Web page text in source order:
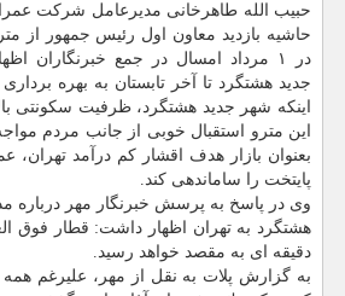
حبیب الله طاهرخانی مدیرعامل شركت
حاشیه بازدید معاون اول رئیس جمهور از
در ۱ مرداد امسال در جمع خبرنگاران
جدید هشتگرد تا آخر تابستان به بهره
اینكه شهر جدید هشتگرد، ظرفیت سكونتی
این مترو استقبال خوبی از جانب مردم
بعنوان بازار هدف اقشار كم درآمد تهران،
پایتخت را ساماندهی كند.
وی در پاسخ به پرسش خبرنگار مهر درباره
دقیقه ای به مقصد خواهد رسید.
به گزارش پلات به نقل از مهر، علیرغم همه